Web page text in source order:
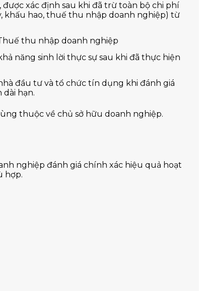
xác định sau khi đã trừ toàn bộ chi phí
khấu hao, thuế thu nhập doanh nghiệp) từ
thu nhập doanh nghiệp
năng sinh lời thực sự sau khi đã thực hiện
đầu tư và tổ chức tín dụng khi đánh giá
hạn.
thuộc về chủ sở hữu doanh nghiệp.
nghiệp đánh giá chính xác hiệu quả hoạt
hợp.